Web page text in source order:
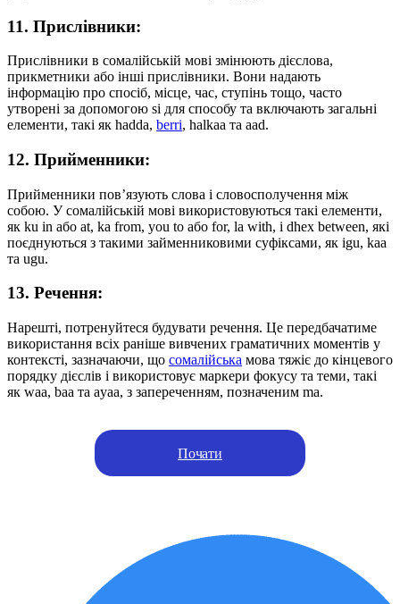
11. Прислівники:
Прислівники в сомалійській мові змінюють дієслова,
прикметники або інші прислівники. Вони надають
інформацію про спосіб, місце, час, ступінь тощо, часто
утворені за допомогою si для способу та включають загальні
елементи, такі як hadda, berri, halkaa та aad.
12. Прийменники:
Прийменники пов’язують слова і словосполучення між
собою. У сомалійській мові використовуються такі елементи,
як ku in або at, ka from, you to або for, la with, і dhex between, які
поєднуються з такими займенниковими суфіксами, як igu, kaa
та ugu.
13. Речення:
Нарешті, потренуйтеся будувати речення. Це передбачатиме
використання всіх раніше вивчених граматичних моментів у
контексті, зазначаючи, що сомалійська мова тяжіє до кінцевого
порядку дієслів і використовує маркери фокусу та теми, такі
як waa, baa та ayaa, з запереченням, позначеним ma.
Почати